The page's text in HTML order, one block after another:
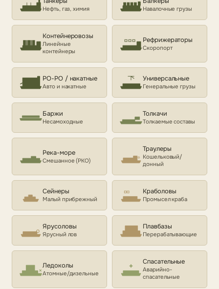
Нефть, газ, химия Навалочные грузы
Контейнеровозы
Линейные
контейнеры
Рефрижераторы
Скоропорт
РО-РО / накатные
Авто и накатные
Универсальные
Генеральные грузы
Баржи
Несамоходные
Толкачи
Толкаемые составы
Река-море
Смешанное (РКО)
Траулеры
Кошельковый/
донный
Сейнеры
Малый прибрежный
Краболовы
Промысел краба
Ярусоловы
Ярусный лов
Плавбазы
Перерабатывающие
Ледоколы
Атомные/дизельные
Спасательные
Аварийно-
спасательные